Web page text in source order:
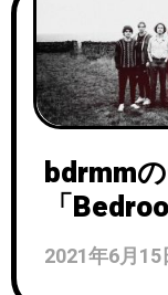
bdrmm
「
Andy
ックス曲
2021年6月15